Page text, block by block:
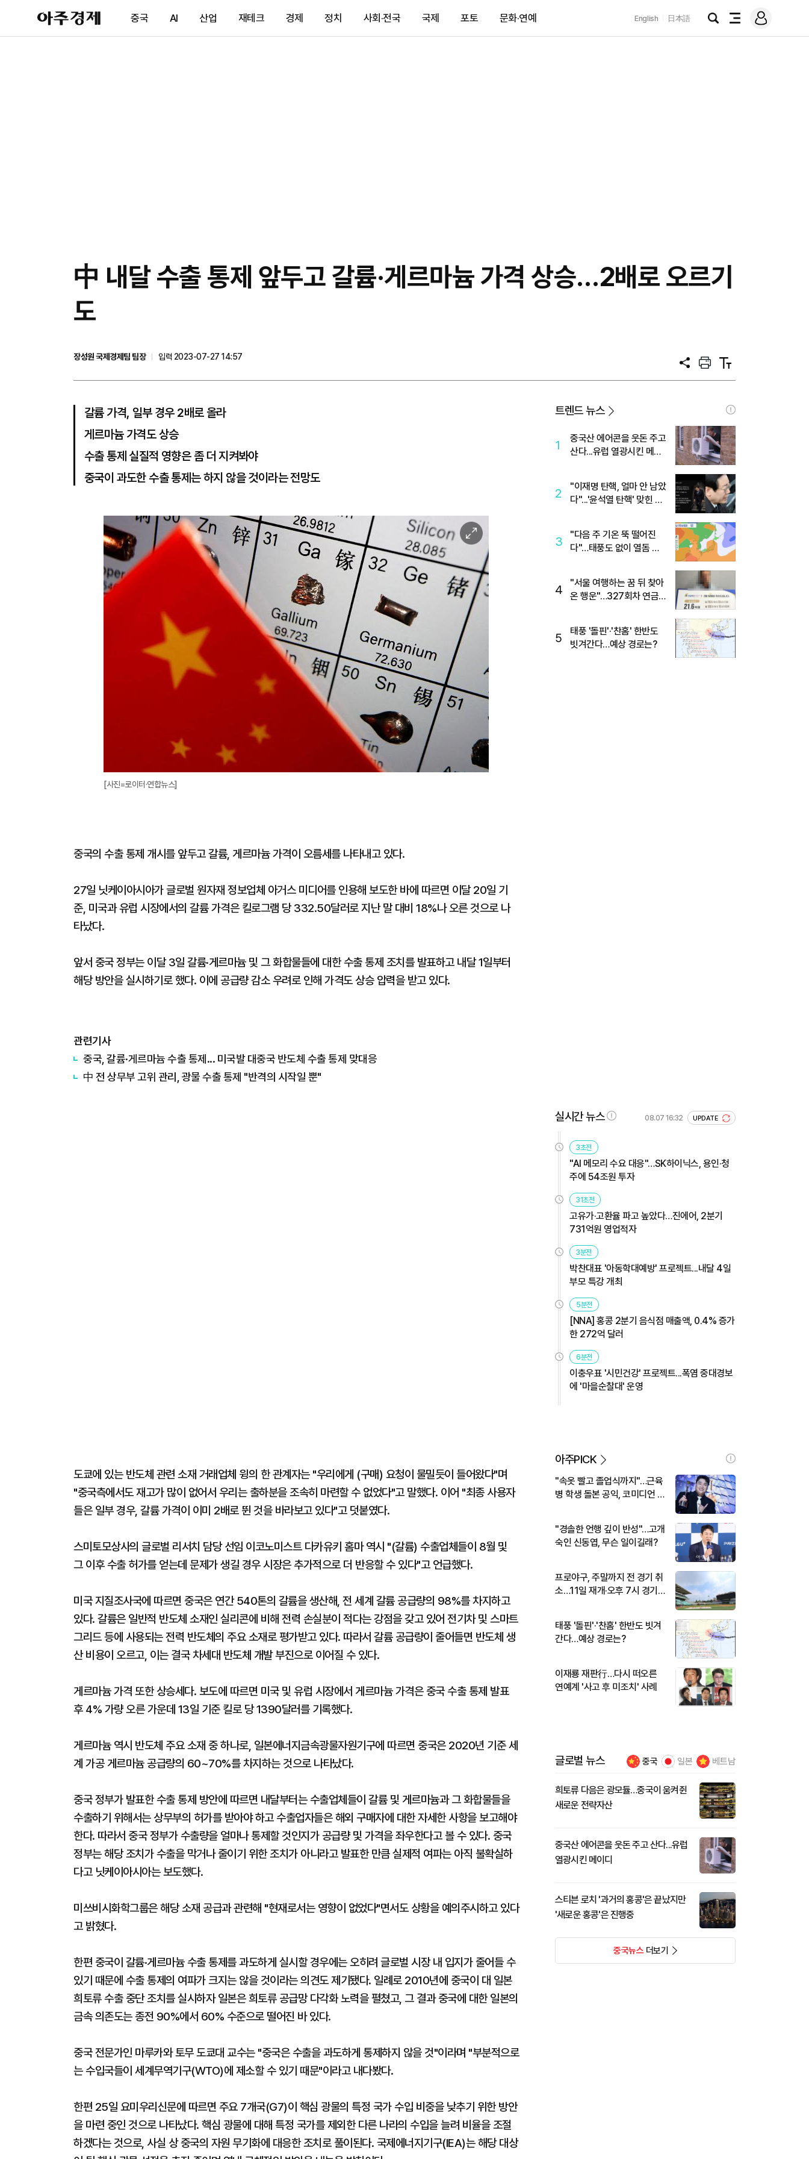
아
주
제
중국 AI 산업 재테크 경제 정치 사회·전국 국제 포토 문화·연예 English 日本語
검
전
메
그
中 내달 수출 통제 앞두고 갈륨·게르마늄 가격 상승…2배로 오르기
도
장성원 국제경제팀 팀장
입력 2023-07-27 14:57
공
프
트
텍
트
갈륨 가격, 일부 경우 2배로 올라
게르마늄 가격도 상승
수출 통제 실질적 영향은 좀 더 지켜봐야
중국이 과도한 수출 통제는 하지 않을 것이라는 전망도
이
미
지
확
대
[사진=로이터·연합뉴스]
중국의 수출 통제 개시를 앞두고 갈륨, 게르마늄 가격이 오름세를 나타내고 있다.
27일 닛케이아시아가 글로벌 원자재 정보업체 아거스 미디어를 인용해 보도한 바에 따르면 이달 20일 기
준, 미국과 유럽 시장에서의 갈륨 가격은 킬로그램 당 332.50달러로 지난 말 대비 18%나 오른 것으로 나
타났다.
앞서 중국 정부는 이달 3일 갈륨·게르마늄 및 그 화합물들에 대한 수출 통제 조치를 발표하고 내달 1일부터
해당 방안을 실시하기로 했다. 이에 공급량 감소 우려로 인해 가격도 상승 압력을 받고 있다.
관련기사
중국, 갈륨·게르마늄 수출 통제... 미국발 대중국 반도체 수출 통제 맞대응
中 전 상무부 고위 관리, 광물 수출 통제 "반격의 시작일 뿐"
도쿄에 있는 반도체 관련 소재 거래업체 윙의 한 관계자는 "우리에게 (구매) 요청이 물밀듯이 들어왔다"며
"중국측에서도 재고가 많이 없어서 우리는 출하분을 조속히 마련할 수 없었다"고 말했다. 이어 "최종 사용자
들은 일부 경우, 갈륨 가격이 이미 2배로 뛴 것을 바라보고 있다"고 덧붙였다.
스미토모상사의 글로벌 리서치 담당 선임 이코노미스트 다카유키 홈마 역시 "(갈륨) 수출업체들이 8월 및
그 이후 수출 허가를 얻는데 문제가 생길 경우 시장은 추가적으로 더 반응할 수 있다"고 언급했다.
미국 지질조사국에 따르면 중국은 연간 540톤의 갈륨을 생산해, 전 세계 갈륨 공급량의 98%를 차지하고
있다. 갈륨은 일반적 반도체 소재인 실리콘에 비해 전력 손실분이 적다는 강점을 갖고 있어 전기차 및 스마트
그리드 등에 사용되는 전력 반도체의 주요 소재로 평가받고 있다. 따라서 갈륨 공급량이 줄어들면 반도체 생
산 비용이 오르고, 이는 결국 차세대 반도체 개발 부진으로 이어질 수 있다.
게르마늄 가격 또한 상승세다. 보도에 따르면 미국 및 유럽 시장에서 게르마늄 가격은 중국 수출 통제 발표
후 4% 가량 오른 가운데 13일 기준 킬로 당 1390달러를 기록했다.
게르마늄 역시 반도체 주요 소재 중 하나로, 일본에너지금속광물자원기구에 따르면 중국은 2020년 기준 세
계 가공 게르마늄 공급량의 60~70%를 차지하는 것으로 나타났다.
중국 정부가 발표한 수출 통제 방안에 따르면 내달부터는 수출업체들이 갈륨 및 게르마늄과 그 화합물들을
수출하기 위해서는 상무부의 허가를 받아야 하고 수출업자들은 해외 구매자에 대한 자세한 사항을 보고해야
한다. 따라서 중국 정부가 수출량을 얼마나 통제할 것인지가 공급량 및 가격을 좌우한다고 볼 수 있다. 중국
정부는 해당 조치가 수출을 막거나 줄이기 위한 조치가 아니라고 발표한 만큼 실제적 여파는 아직 불확실하
다고 닛케이아시아는 보도했다.
미쓰비시화학그룹은 해당 소재 공급과 관련해 "현재로서는 영향이 없었다"면서도 상황을 예의주시하고 있다
고 밝혔다.
한편 중국이 갈륨·게르마늄 수출 통제를 과도하게 실시할 경우에는 오히려 글로벌 시장 내 입지가 줄어들 수
있기 때문에 수출 통제의 여파가 크지는 않을 것이라는 의견도 제기됐다. 일례로 2010년에 중국이 대 일본
희토류 수출 중단 조치를 실시하자 일본은 희토류 공급망 다각화 노력을 펼쳤고, 그 결과 중국에 대한 일본의
금속 의존도는 종전 90%에서 60% 수준으로 떨어진 바 있다.
중국 전문가인 마루카와 토무 도쿄대 교수는 "중국은 수출을 과도하게 통제하지 않을 것"이라며 "부분적으로
는 수입국들이 세계무역기구(WTO)에 제소할 수 있기 때문"이라고 내다봤다.
한편 25일 요미우리신문에 따르면 주요 7개국(G7)이 핵심 광물의 특정 국가 수입 비중을 낮추기 위한 방안
을 마련 중인 것으로 나타났다. 핵심 광물에 대해 특정 국가를 제외한 다른 나라의 수입을 늘려 비율을 조절
하겠다는 것으로, 사실 상 중국의 자원 무기화에 대응한 조치로 풀이된다. 국제에너지기구(IEA)는 해당 대상
트렌드 뉴스
1
중국산 에어콘을 웃돈 주고
산다...유럽 열광시킨 메이
2
"이재명 탄핵, 얼마 안 남았
다"...'윤석열 탄핵' 맞힌 무
3
"다음 주 기온 뚝 떨어진
다"…태풍도 없이 열돔 박
4
"서울 여행하는 꿈 뒤 찾아
온 행운"…327회차 연금
5
태풍 '돌핀'·'찬홈' 한반도
빗겨간다…예상 경로는?
실시간 뉴스 08.07 16:32 UPDATE
3초전
"AI 메모리 수요 대응"…SK하이닉스, 용인·청
주에 54조원 투자
31초전
고유가·고환율 파고 높았다…진에어, 2분기
731억원 영업적자
3분전
박찬대표 '아동학대예방' 프로젝트...내달 4일
부모 특강 개최
5분전
[NNA] 홍콩 2분기 음식점 매출액, 0.4% 증가
한 272억 달러
6분전
이충우표 '시민건강' 프로젝트...폭염 중대경보
에 '마을순찰대' 운영
아주PICK
"속옷 빨고 졸업식까지"…근육
병 학생 돌본 공익, 코미디언 김
"경솔한 언행 깊이 반성"…고개
숙인 신동엽, 무슨 일이길래?
프로야구, 주말까지 전 경기 취
소…11일 재개·오후 7시 경기
태풍 '돌핀'·'찬홈' 한반도 빗겨
간다…예상 경로는?
이재룡 재판行…다시 떠오른
연예계 '사고 후 미조치' 사례
글로벌 뉴스 중국 일본 베트남
희토류 다음은 광모듈…중국이 움켜쥔
새로운 전략자산
중국산 에어콘을 웃돈 주고 산다...유럽
열광시킨 메이디
스티븐 로치 '과거의 홍콩'은 끝났지만
'새로운 홍콩'은 진행중
중국뉴스더보기